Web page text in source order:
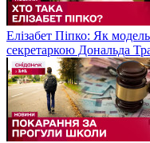
Елізабет Піпко: Як
секретаркою Дональда